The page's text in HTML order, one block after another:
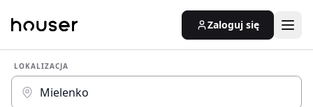
Zaloguj się
LOKALIZACJA